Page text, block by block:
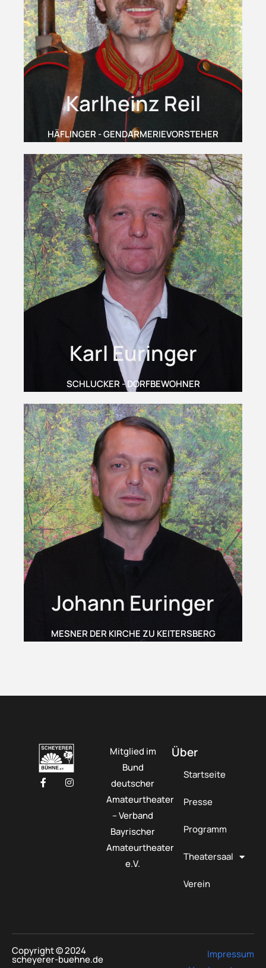
Karlheinz Reil
HÄFLINGER - GENDARMERIEVORSTEHER
Karl Euringer
SCHLUCKER - DORFBEWOHNER
Johann Euringer
MESNER DER KIRCHE ZU KEITERSBERG
Mitglied im
Bund
deutscher
Amateurtheater
– Verband
Bayrischer
Amateurtheater
e.V.
Über
Startseite
Presse
Programm
Theatersaal
Verein
Copyright © 2024
scheyerer-buehne.de
Impressum